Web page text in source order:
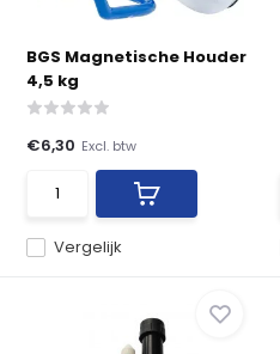
BGS Magnetische Houder
4,5 kg
Vergelijk
€6,30 Excl. btw